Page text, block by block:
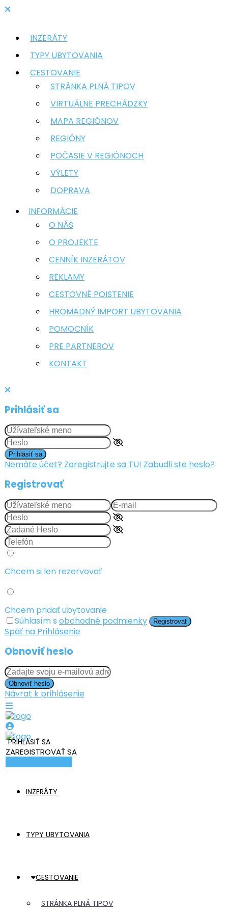
INZERÁTY
TYPY UBYTOVANIA
CESTOVANIE
STRÁNKA PLNÁ TIPOV
VIRTUÁLNE PRECHÁDZKY
MAPA REGIÓNOV
REGIÓNY
POČASIE V REGIÓNOCH
VÝLETY
DOPRAVA
INFORMÁCIE
O NÁS
O PROJEKTE
CENNÍK INZERÁTOV
REKLAMY
CESTOVNÉ POISTENIE
HROMADNÝ IMPORT UBYTOVANIA
POMOCNÍK
PRE PARTNEROV
KONTAKT
Prihlásiť sa
Prihlásiť sa
Nemáte účet? Zaregistrujte sa TU! Zabudli ste heslo?
Registrovať
Chcem si len rezervovať
Chcem pridať ubytovanie
Súhlasím s obchodné podmienky Registrovať
Späť na Prihlásenie
Obnoviť heslo
Obnoviť heslo
Návrat k prihlásenie
PRIHLÁSIŤ SA
ZAREGISTROVAŤ SA
INZERÁTY
TYPY UBYTOVANIA
CESTOVANIE
STRÁNKA PLNÁ TIPOV